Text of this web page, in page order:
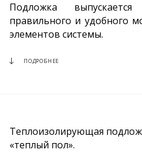
Подложка
правильного и удобного
элементов системы.
ПОДРОБНЕЕ
Теплоизолирующая
«теплый пол».